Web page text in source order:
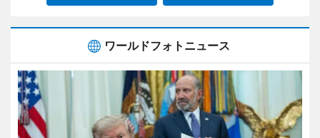
ワールドフォトニュース